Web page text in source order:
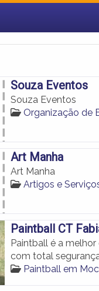
Souza Eventos
Souza Eventos
Organização de
Art Manha
Art Manha
Artigos e
Paintball CT
Paintball é a
com total
Paintball em